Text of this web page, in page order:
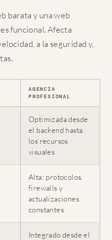
barata y una web
funcional. Afecta
a la seguridad y,
AGENCIA
PROFESIONAL
Optimizada desde
el backend hasta
los recursos
visuales
Alta: protocolos,
firewalls y
actualizaciones
constantes
Integrado desde el